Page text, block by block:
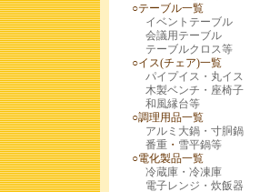
○テーブル一覧
イベントテーブル
会議用テーブル
テーブルクロス等
○イス(チェア)一覧
パイプイス・丸イス
木製ベンチ・座椅子
和風縁台等
○調理用品一覧
アルミ大鍋・寸胴鍋
番重 ・ 雪平鍋等
○電化製品一覧
冷蔵庫・冷凍庫
電子レンジ・炊飯器